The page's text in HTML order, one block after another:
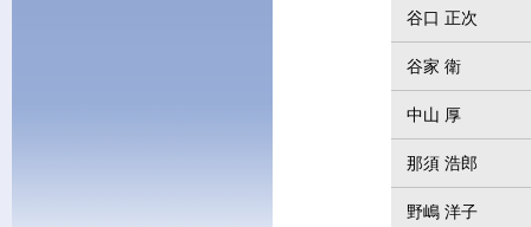
谷口 正次
谷家 衛
中山 厚
那須 浩郎
野嶋 洋子